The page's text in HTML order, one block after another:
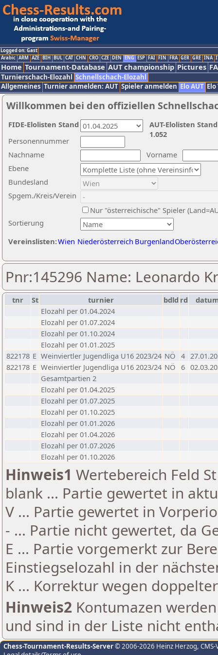
Logged on: Gast
Arabic ARM AZE BIH BUL CAT CHN CRO CZE DEN ENG ESP FAI FIN FRA GER GRE INA
Home Tournament-Database AUT championship Pictures
Turnierschach-Elozahl Schnellschach-Elozahl
Allgemeines Turnier anmelden: AUT Spieler anmelden Elo AUT
Willkommen bei den offiziellen
Nachname
Vorname
Ebene
Sortierung
Personennummer
Bundesland
Spgem./Kreis/Verein
Nur "österreichische" Spieler
Vereinslisten:Wien Niederösterreich Burgenland
AUT-Elolisten
1.052
FIDE-Elolisten Stand
Pnr:145296 Name: Leonardo
tnr St turnier bdld rd
Elozahl per 01.04.2024
Elozahl per 01.07.2024
Elozahl per 01.10.2024
Elozahl per 01.01.2025
822178 E Weinviertler Jugendliga U16 2023/24 NÖ 4
822178 E Weinviertler Jugendliga U16 2023/24 NÖ 6
Gesamtpartien 2
Elozahl per 01.04.2025
Elozahl per 01.07.2025
Elozahl per 01.10.2025
Elozahl per 01.01.2026
Elozahl per 01.04.2026
Elozahl per 01.07.2026
Elozahl per 01.10.2026
Hinweis1 Wertebereich Feld
blank ... Partie gewertet in
V ... Partie gewertet in
- ... Partie nicht gewertet, da
E ... Partie vorgemerkt zur
Einstiegselozahl in der
K ... Korrektur wegen
Hinweis2 Kontumazen
und sind in der Liste nicht
Chess-Tournament-Results-Server© 2006-2026 Heinz Herzog,